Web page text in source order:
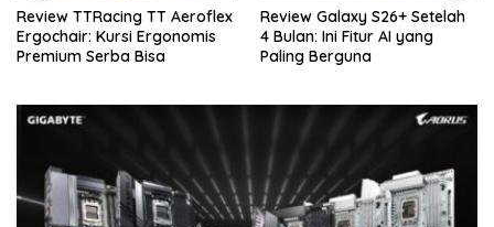
Review Galaxy S26+ Setelah
4 Bulan: Ini Fitur AI yang
Paling Berguna
Review Sennheiser MKE 400:
Rekomendasi Mic Vlogger
Terbaik Buat Kamera & HP